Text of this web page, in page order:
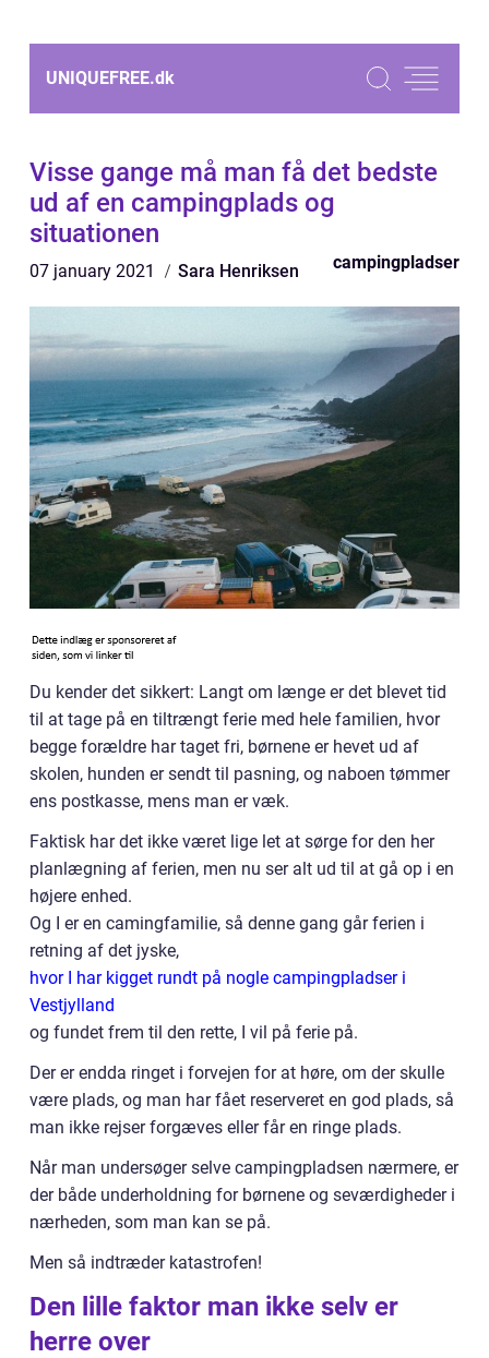
UNIQUEFREE.dk
Visse gange må man få det bedste
ud af en campingplads og
situationen
07 january 2021 Sara Henriksen campingpladser
Du kender det sikkert: Langt om længe er det blevet tid
til at tage på en tiltrængt ferie med hele familien, hvor
begge forældre har taget fri, børnene er hevet ud af
skolen, hunden er sendt til pasning, og naboen tømmer
ens postkasse, mens man er væk.
Faktisk har det ikke været lige let at sørge for den her
planlægning af ferien, men nu ser alt ud til at gå op i en
højere enhed.
Og I er en camingfamilie, så denne gang går ferien i
retning af det jyske,
hvor I har kigget rundt på nogle campingpladser i
Vestjylland
og fundet frem til den rette, I vil på ferie på.
Der er endda ringet i forvejen for at høre, om der skulle
være plads, og man har fået reserveret en god plads, så
man ikke rejser forgæves eller får en ringe plads.
Når man undersøger selve campingpladsen nærmere, er
der både underholdning for børnene og seværdigheder i
nærheden, som man kan se på.
Men så indtræder katastrofen!
Den lille faktor man ikke selv er
herre over